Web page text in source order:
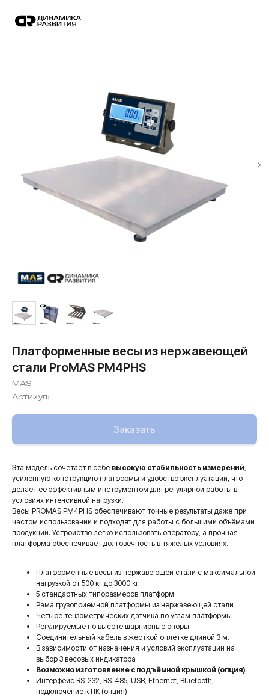
Платформенные весы из нержавеющей
стали ProMAS PM4PHS
MAS
Артикул:
Заказать
Эта модель сочетает в себе высокую стабильность измерений
усиленную конструкцию платформы и удобство эксплуатации, что
делает её эффективным инструментом для регулярной работы в
условиях интенсивной нагрузки.
Весы PROMAS PM4PHS обеспечивают точные результаты даже при
частом использовании и подходят для работы с большими объёмами
продукции. Устройство легко использовать оператору, а прочная
платформа обеспечивает долговечность в тяжёлых условиях.
Платформенные весы из нержавеющей стали с максимальной
нагрузкой от 500 кг до 3000 кг
5 стандартных типоразмеров платформ
Рама грузоприемной платформы из нержавеющей стали
Четыре тензометрических датчика по углам платформы
Регулируемые по высоте шарнирные опоры
Соединительный кабель в жесткой оплетке длиной 3 м.
В зависимости от назначения и условий эксплуатации на
выбор 3 весовых индикатора
Возможно изготовление с подъёмной крышкой (опция)
Интерфейс RS-232, RS-485, USB, Ethernet, Bluetooth,
подключение к ПК (опция)